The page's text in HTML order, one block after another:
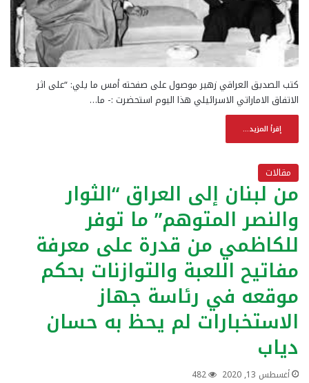
كتب الصديق العراقي زهير موصول على صفحته أمس ما يلي: “على اثر
الاتفاق الاماراتي الاسرائيلي هذا اليوم استحضرت :- ما…
إقرأ المزيد...
مقالات
من لبنان إلى العراق “الثوار
والنصر المتوهم” ما توفر
للكاظمي من قدرة على معرفة
مفاتيح اللعبة والتوازنات بحكم
موقعه في رئاسة جهاز
الاستخبارات لم يحظ به حسان
دياب
أغسطس 13, 2020 482